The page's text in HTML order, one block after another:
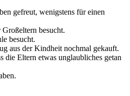
gefreut, wenigstens für einen
besucht.
besucht.
aus der Kindheit nochmal gekauft.
die Eltern etwas unglaubliches getan